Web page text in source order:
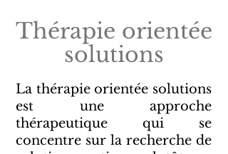
Thérapie orientée
solutions
La thérapie orientée solutions
est une approche
thérapeutique qui se
concentre sur la recherche de